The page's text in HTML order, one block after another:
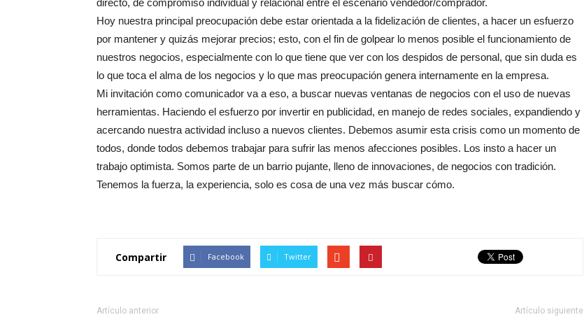
directo, de compromiso individual y relacional entre el escenario vendedor/comprador.
Hoy nuestra principal preocupación debe estar orientada a la fidelización de clientes, a hacer un esfuerzo
por mantener y quizás mejorar precios; esto, con el fin de golpear lo menos posible el funcionamiento de
nuestros negocios, especialmente con lo que tiene que ver con los despidos de personal, que sin duda es
lo que toca el alma de los negocios y lo que mas preocupación genera internamente en la empresa.
Mi invitación como comunicador va a eso, a buscar nuevas ventanas de negocios con el uso de nuevas
herramientas. Haciendo el esfuerzo por invertir en publicidad, en manejo de redes sociales, expandiendo y
acercando nuestra actividad incluso a nuevos clientes. Debemos asumir esta crisis como un momento de
todos, donde todos debemos trabajar para sufrir las menos afecciones posibles. Los insto a hacer un
trabajo optimista. Somos parte de un barrio pujante, lleno de innovaciones, de negocios con tradición.
Tenemos la fuerza, la experiencia, solo es cosa de una vez más buscar cómo.
Compartir Facebook Twitter
Artículo anterior Artículo siguiente